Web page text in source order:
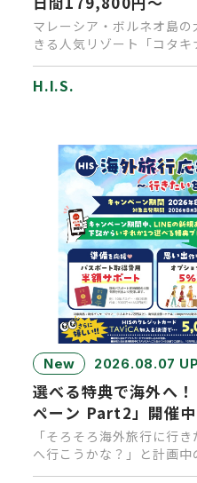
マレーシア・ボルネオ島
きる人気リゾート「コタ
H.I.S.
New 2026.08.07 UP
選べる特典で海外へ
ペーン Part2」開催中
「そろそろ海外旅行に行
へ行こうかな？」と計画